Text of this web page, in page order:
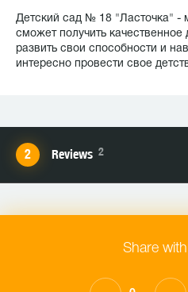
Детский сад № 18 "Ласточка" -
сможет получить
развить свои способности и
интересно провести свое
Reviews 2
Share